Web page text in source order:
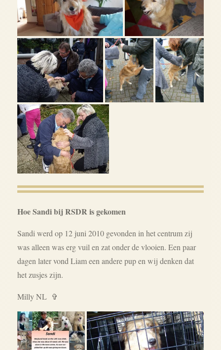
Hoe Sandi bij RSDR is gekomen
Sandi werd op 12 juni 2010 gevonden in het centrum zij
was alleen was erg vuil en zat onder de vlooien. Een paar
dagen later vond Liam een andere pup en wij denken dat
het zusjes zijn.
Milly NL ✞